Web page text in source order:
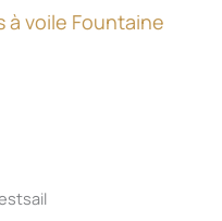
voile Fountaine